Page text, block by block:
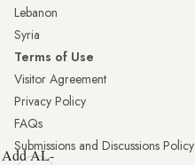
Lebanon
Syria
Terms of Use
Visitor Agreement
Privacy Policy
FAQs
Submissions and Discussions Policy
Add AL-